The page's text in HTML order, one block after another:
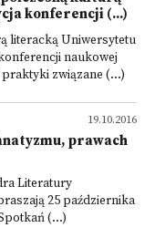
konferencji (...)
literacką Uniwersytetu
naukowej
związane (...)
19.10.2016
prawach
Literatury
25 października
(...)